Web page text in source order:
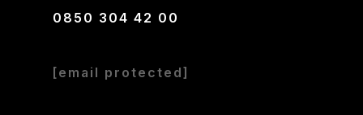
0850 304 42 00
[email protected]